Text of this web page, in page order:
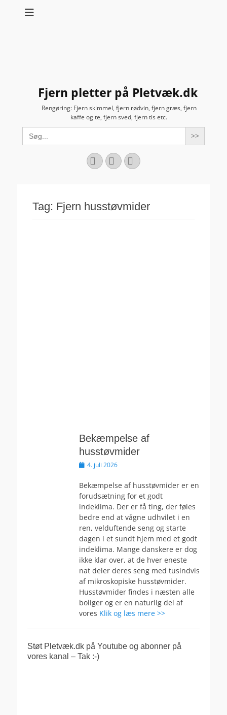
Fjern pletter på Pletvæk.dk
Rengøring: Fjern skimmel, fjern rødvin, fjern græs, fjern
kaffe og te, fjern sved, fjern tis etc.
Search
for:
Facebook
YouTubeInstagram
Tag: Fjern husstøvmider
Bekæmpelse af
husstøvmider
Udgivet
4. juli 2026
Bekæmpelse af husstøvmider er en
forudsætning for et godt
indeklima. Der er få ting, der føles
bedre end at vågne udhvilet i en
ren, velduftende seng og starte
dagen i et sundt hjem med et godt
indeklima. Mange danskere er dog
ikke klar over, at de hver eneste
nat deler deres seng med tusindvis
af mikroskopiske husstøvmider.
Husstøvmider findes i næsten alle
boliger og er en naturlig del af
vores Klik og læs mere >>
Støt Pletvæk.dk på Youtube og abonner på
vores kanal – Tak :-)